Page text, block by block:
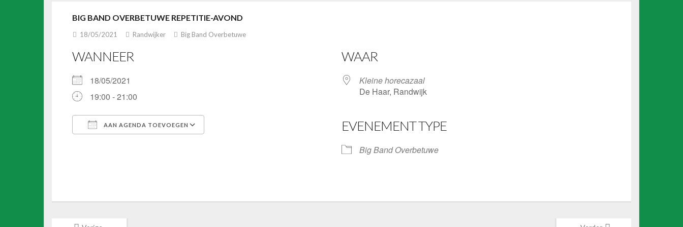
BIG BAND OVERBETUWE REPETITIE-AVOND
18/05/2021 Randwijker Big Band Overbetuwe
WANNEER
18/05/2021
19:00 - 21:00
AAN AGENDA TOEVOEGEN
WAAR
Kleine horecazaal
De Haar, Randwijk
EVENEMENT TYPE
Big Band Overbetuwe